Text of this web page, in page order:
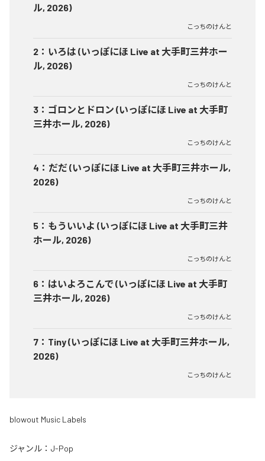
ル, 2026)
こっちのけんと
2 ： いろは (いっぽにほ Live at 大手町三井ホー
ル, 2026)
こっちのけんと
3 ： ゴロンとドロン (いっぽにほ Live at 大手町
三井ホール, 2026)
こっちのけんと
4 ： だだ (いっぽにほ Live at 大手町三井ホール,
2026)
こっちのけんと
5 ： もういいよ (いっぽにほ Live at 大手町三井
ホール, 2026)
こっちのけんと
6 ： はいよろこんで (いっぽにほ Live at 大手町
三井ホール, 2026)
こっちのけんと
7 ： Tiny (いっぽにほ Live at 大手町三井ホール,
2026)
こっちのけんと
blowout Music Labels
ジャンル： J-Pop